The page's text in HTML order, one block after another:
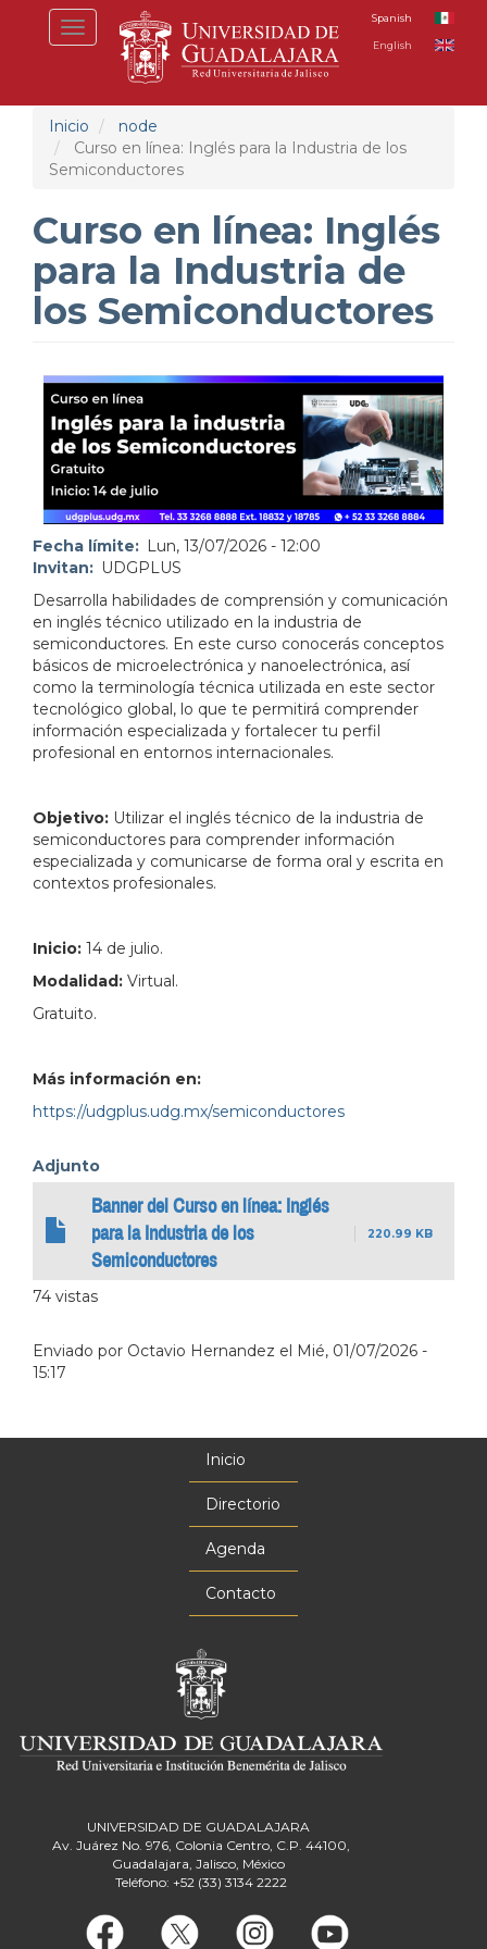
Toggle
navigation
Spanish
English
Inicio
node
Curso en línea: Inglés para la Industria de los
Semiconductores
Curso en línea: Inglés
para la Industria de
los Semiconductores
Fecha límite
Lun, 13/07/2026 - 12:00
Invitan
UDGPLUS
Desarrolla habilidades de comprensión y comunicación
en inglés técnico utilizado en la industria de
semiconductores. En este curso conocerás conceptos
básicos de microelectrónica y nanoelectrónica, así
como la terminología técnica utilizada en este sector
tecnológico global, lo que te permitirá comprender
información especializada y fortalecer tu perfil
profesional en entornos internacionales.
Objetivo: Utilizar el inglés técnico de la industria de
semiconductores para comprender información
especializada y comunicarse de forma oral y escrita en
contextos profesionales.
Inicio: 14 de julio.
Modalidad: Virtual.
Gratuito.
Más información en:
https://udgplus.udg.mx/semiconductores
Adjunto
Banner del Curso en línea: Inglés
para la Industria de los
Semiconductores
220.99 KB
74 vistas
Enviado por Octavio Hernandez el Mié, 01/07/2026 -
15:17
Inicio
Directorio
Agenda
Contacto
UNIVERSIDAD DE GUADALAJARA
Av. Juárez No. 976, Colonia Centro, C.P. 44100,
Guadalajara, Jalisco, México
Teléfono: +52 (33) 3134 2222